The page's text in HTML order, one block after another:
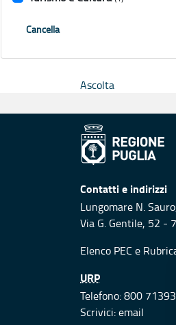
Cancella
Ascolta
Contatti e indirizzi
Lungomare N.
Via G. Gentile, 52 -
Elenco PEC e
URP
Telefono: 800
Scrivici:email